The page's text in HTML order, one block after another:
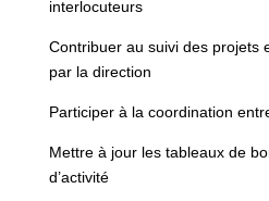
interlocuteurs
Contribuer au suivi des projets
par la direction
Participer à la coordination
Mettre à jour les tableaux de
d’activité